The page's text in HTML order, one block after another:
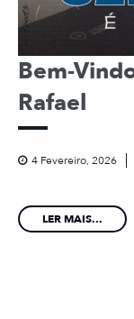
Bem-
Rafael
4 Fevereiro, 2026
LER MAIS...